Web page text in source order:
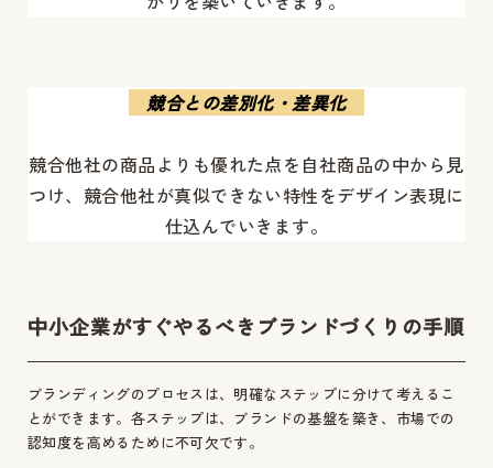
競合との差別化・差異化
競合他社の商品よりも優れた点を自社商品の中から見
つけ、競合他社が真似できない特性をデザイン表現に
仕込んでいきます。
中小企業がすぐやるべきブランドづくりの手順
ブランディングのプロセスは、明確なステップに分けて考えるこ
とができます。各ステップは、ブランドの基盤を築き、市場での
認知度を高めるために不可欠です。